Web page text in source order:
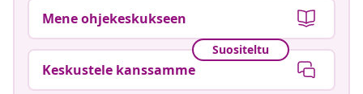
Mene ohjekeskukseen
Suositeltu
Keskustele kanssamme